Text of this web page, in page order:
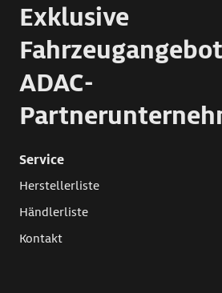
Exklusive
ADAC-
Service
Herstellerliste
Händlerliste
Kontakt